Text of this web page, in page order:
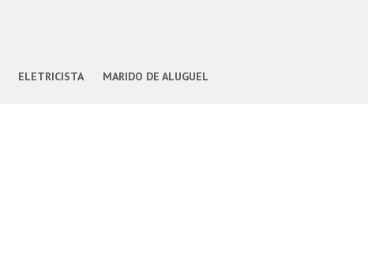
ELETRICISTA MARIDO DE ALUGUEL